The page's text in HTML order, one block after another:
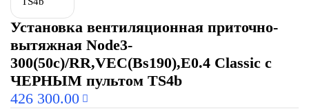
Установка вентиляционная приточно-
вытяжная Node3-
300(50c)/RR,VEC(Bs190),E0.4 Classic с
ЧЕРНЫМ пультом TS4b
426 300.00